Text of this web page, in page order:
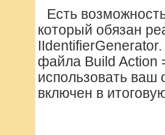
Есть
который обязан
IIdentifierGenerator.
файла Build Action
использовать ваш
включен в